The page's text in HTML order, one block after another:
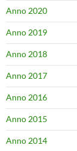
Anno 2020
Anno 2019
Anno 2018
Anno 2017
Anno 2016
Anno 2015
Anno 2014